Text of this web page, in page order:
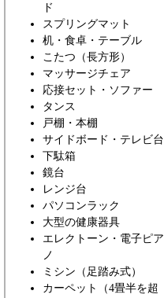
ド
スプリングマット
机・食卓・テーブル
こたつ（長方形）
マッサージチェア
応接セット・ソファー
タンス
戸棚・本棚
サイドボード・テレビ台
下駄箱
鏡台
レンジ台
パソコンラック
大型の健康器具
エレクトーン・電子ピア
ノ
ミシン（足踏み式）
カーペット（4畳半を超